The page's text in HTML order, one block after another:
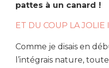
pattes à un canard !
ET DU COUP LA JOLIE
Comme je disais en
l’intégrais nature,